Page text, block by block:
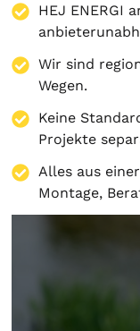
HEJ ENERGI
Wir sind
Wegen.
Keine
Projekte
Alles aus
Montage,